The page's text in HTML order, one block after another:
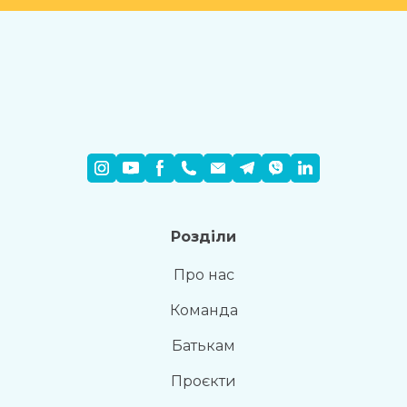
Розділи
Про нас
Команда
Батькам
Проєкти